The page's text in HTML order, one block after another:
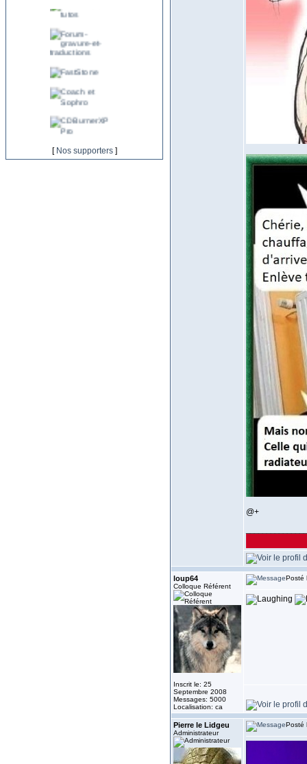
[ Nos supporters]
@+
loup64
Colloque Référent
Inscrit le: 25
Septembre 2008
Messages: 5000
Localisation: ca
Posté
Pierre le Lidgeu
Administrateur
Posté